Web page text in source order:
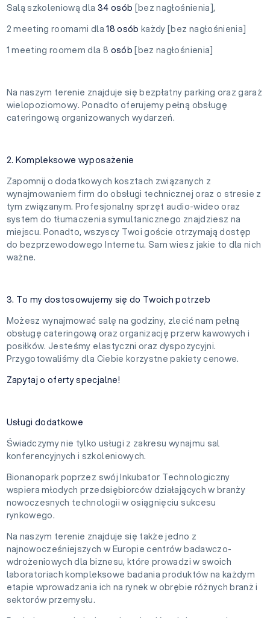
Salą szkoleniową dla 34 osób [bez nagłośnienia],
2 meeting roomami dla18 osóbkażdy [bez nagłośnienia]
1 meeting roomem dla 8 osób[bez nagłośnienia]
Na naszym terenie znajduje się bezpłatny parking oraz garaż
wielopoziomowy. Ponadto oferujemy pełną obsługę
cateringową organizowanych wydarzeń.
2. Kompleksowe wyposażenie
Zapomnij o dodatkowych kosztach związanych z
wynajmowaniem firm do obsługi technicznej oraz o stresie z
tym związanym. Profesjonalny sprzęt audio-wideo oraz
system do tłumaczenia symultanicznego znajdziesz na
miejscu. Ponadto, wszyscy Twoi goście otrzymają dostęp
do bezprzewodowego Internetu. Sam wiesz jakie to dla nich
ważne.
3. To my dostosowujemy się do Twoich potrzeb
Możesz wynajmować salę na godziny, zlecić nam pełną
obsługę cateringową oraz organizację przerw kawowych i
posiłków. Jesteśmy elastyczni oraz dyspozycyjni.
Przygotowaliśmy dla Ciebie korzystne pakiety cenowe.
Zapytaj o oferty specjalne!
Usługi dodatkowe
Świadczymy nie tylko usługi z zakresu wynajmu sal
konferencyjnych i szkoleniowych.
Bionanopark poprzez swój Inkubator Technologiczny
wspiera młodych przedsiębiorców działających w branży
nowoczesnych technologii w osiągnięciu sukcesu
rynkowego.
Na naszym terenie znajduje się także jedno z
najnowocześniejszych w Europie centrów badawczo-
wdrożeniowych dla biznesu, które prowadzi w swoich
laboratoriach kompleksowe badania produktów na każdym
etapie wprowadzania ich na rynek w obrębie różnych branż i
sektorów przemysłu.